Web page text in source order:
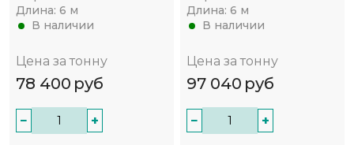
Длина: 6 м
В наличии
Цена за тонну
78 400 руб
− +
Длина: 6 м
В наличии
Цена за тонну
97 040 руб
− +